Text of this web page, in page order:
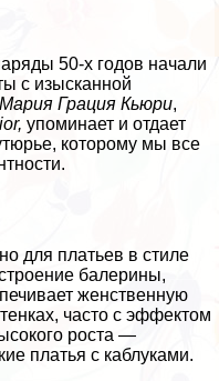
50-х годов начали
с изысканной
Мария Грация Кьюри,
упоминает и отдает
которому мы все
для платьев в стиле
балерины,
женственную
часто с эффектом
роста —
платья с каблуками.